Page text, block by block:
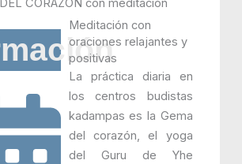
CORAZÓN con meditación
Meditación con
oraciones relajantes y
positivas
La práctica diaria en
los centros budistas
kadampas es la Gema
del corazón, el yoga
del Guru de Yhe